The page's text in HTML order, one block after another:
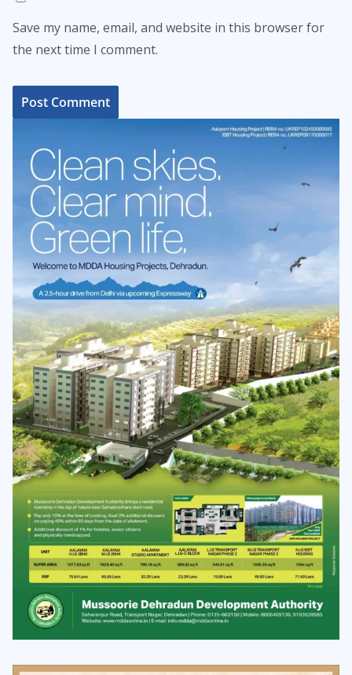
Save my name, email, and website in this browser for
the next time I comment.